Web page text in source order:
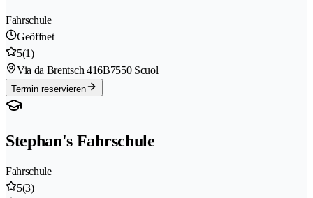
Fahrschule
Geöffnet
5(1)
Via da Brentsch 416B7550 Scuol
Termin reservieren
Stephan's Fahrschule
Fahrschule
5(3)